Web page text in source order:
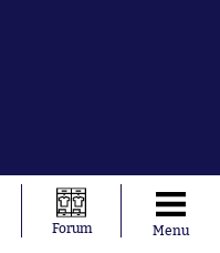
Forum Menu